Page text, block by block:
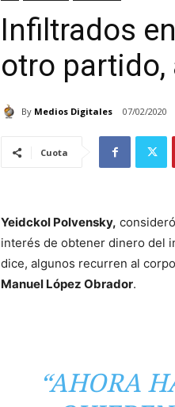
Infiltrados
otro partido,
By Medios Digitales 07/02/2020
Cuota
Yeidckol Polvensky,
interés de obtener dinero del
dice, algunos recurren al
Manuel López Obrador.
“AHORA